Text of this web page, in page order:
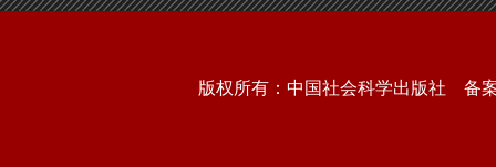
版权所有：中国社会科学出版社 备